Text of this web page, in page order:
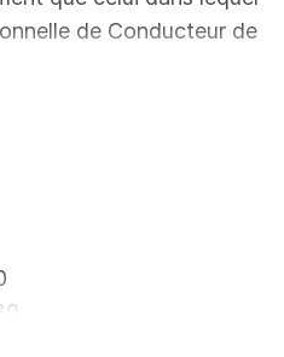
de Conducteur de